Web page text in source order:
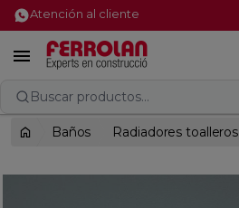
Atención al cliente

Buscar productos...
Baños Radiadores toalleros